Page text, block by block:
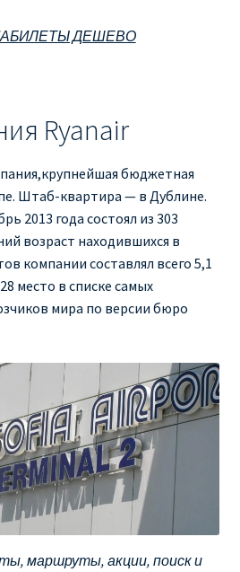
ДЕШЕВО
Ryanair
бюджетная
Штаб-квартира — в Дублине.
2013 года состоял из 303
возраст находившихся в
компании составлял всего 5,1
место в списке самых
мира по версии бюро
маршруты, акции, поиск и